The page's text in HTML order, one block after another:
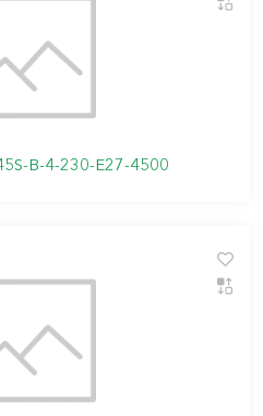
B-4-230-E27-4500